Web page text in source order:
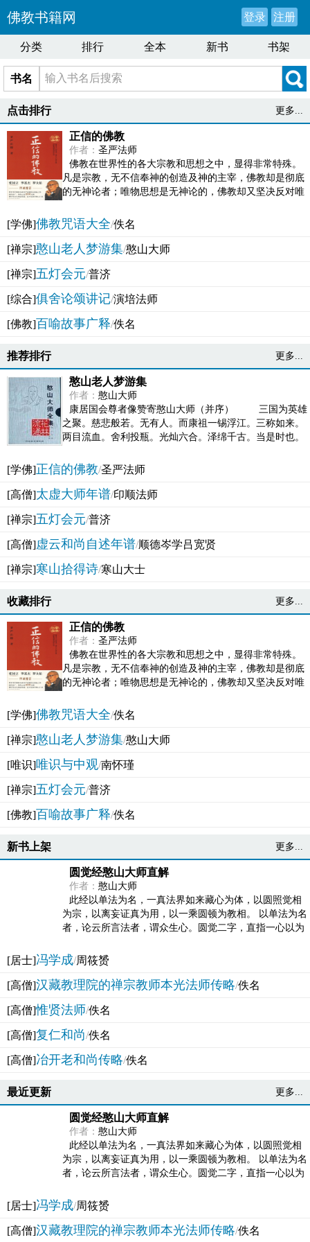
佛教书籍网 登录 注册
分类 排行 全本 新书 书架
书名
点击排行 更多...
正信的佛教
作者： 圣严法师
佛教在世界性的各大宗教和思想之中，显得非常特殊。
凡是宗教，无不信奉神的创造及神的主宰，佛教却是彻底
的无神论者；唯物思想是无神论的，佛教却又坚决反对唯
[学佛]佛教咒语大全/佚名
[禅宗]憨山老人梦游集/憨山大师
[禅宗]五灯会元/普济
[综合]俱舍论颂讲记/演培法师
[佛教]百喻故事广释/佚名
推荐排行 更多...
憨山老人梦游集
作者： 憨山大师
康居国会尊者像赞寄憨山大师（并序） 三国为英雄
之聚。慈悲般若。无有人。而康祖一锡浮江。三称如来。
两目流血。舍利投瓶。光灿六合。泽绵千古。当是时也。
[学佛]正信的佛教/圣严法师
[高僧]太虚大师年谱/印顺法师
[禅宗]五灯会元/普济
[高僧]虚云和尚自述年谱/顺德岑学吕宽贤
[禅宗]寒山拾得诗/寒山大士
收藏排行 更多...
正信的佛教
作者： 圣严法师
佛教在世界性的各大宗教和思想之中，显得非常特殊。
凡是宗教，无不信奉神的创造及神的主宰，佛教却是彻底
的无神论者；唯物思想是无神论的，佛教却又坚决反对唯
[学佛]佛教咒语大全/佚名
[禅宗]憨山老人梦游集/憨山大师
[唯识]唯识与中观/南怀瑾
[禅宗]五灯会元/普济
[佛教]百喻故事广释/佚名
新书上架 更多...
圆觉经憨山大师直解
作者： 憨山大师
此经以单法为名，一真法界如来藏心为体，以圆照觉相
为宗，以离妄证真为用，以一乘圆顿为教相。 以单法为名
者，论云所言法者，谓众生心。圆觉二字，直指一心以为
[居士]冯学成/周筱赟
[高僧]汉藏教理院的禅宗教师本光法师传略/佚名
[高僧]惟贤法师/佚名
[高僧]复仁和尚/佚名
[高僧]冶开老和尚传略/佚名
最近更新 更多...
圆觉经憨山大师直解
作者： 憨山大师
此经以单法为名，一真法界如来藏心为体，以圆照觉相
为宗，以离妄证真为用，以一乘圆顿为教相。 以单法为名
者，论云所言法者，谓众生心。圆觉二字，直指一心以为
[居士]冯学成/周筱赟
[高僧]汉藏教理院的禅宗教师本光法师传略/佚名